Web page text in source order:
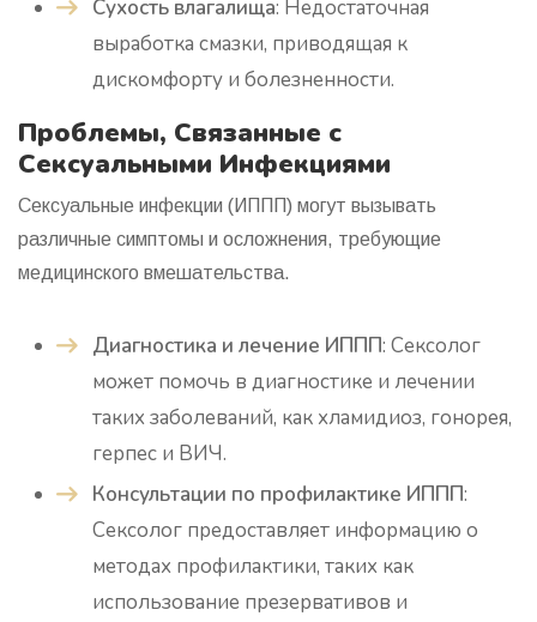
Сухость влагалища: Недостаточная
выработка смазки, приводящая к
дискомфорту и болезненности.
Проблемы, Связанные с
Сексуальными Инфекциями
Сексуальные инфекции (ИППП) могут вызывать
различные симптомы и осложнения, требующие
медицинского вмешательства.
Диагностика и лечение ИППП: Сексолог
может помочь в диагностике и лечении
таких заболеваний, как хламидиоз, гонорея,
герпес и ВИЧ.
Консультации по профилактике ИППП:
Сексолог предоставляет информацию о
методах профилактики, таких как
использование презервативов и